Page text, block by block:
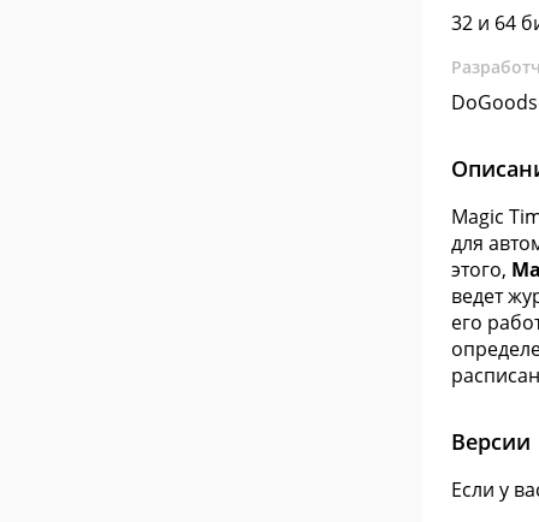
32 и 64
Magic
для
этого,
ведет
его
Версии
Если у